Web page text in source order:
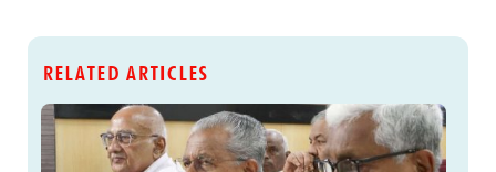
RELATED ARTICLES